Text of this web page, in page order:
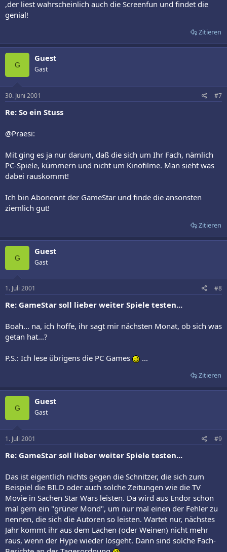
,der liest wahrscheinlich auch die Screenfun und findet die
genial!
Zitieren
G
Guest
Gast
30. Juni 2001 #7
Re: So ein Stuss
@Praesi:
Mit ging es ja nur darum, daß die sich um Ihr Fach, nämlich
PC-Spiele, kümmern und nicht um Kinofilme. Man sieht was
dabei rauskommt!
Ich bin Abonennt der GameStar und finde die ansonsten
ziemlich gut!
Zitieren
G
Guest
Gast
1. Juli 2001 #8
Re: GameStar soll lieber weiter Spiele testen...
Boah... na, ich hoffe, ihr sagt mir nächsten Monat, ob sich was
getan hat...?
P.S.: Ich lese übrigens die PC Games ...
Zitieren
G
Guest
Gast
1. Juli 2001 #9
Re: GameStar soll lieber weiter Spiele testen...
Das ist eigentlich nichts gegen die Schnitzer, die sich zum
Beispiel die BILD oder auch solche Zeitungen wie die TV
Movie in Sachen Star Wars leisten. Da wird aus Endor schon
mal gern ein "grüner Mond", um nur mal einen der Fehler zu
nennen, die sich die Autoren so leisten. Wartet nur, nächstes
Jahr kommt ihr aus dem Lachen (oder Weinen) nicht mehr
raus, wenn der Hype wieder losgeht. Dann sind solche Fach-